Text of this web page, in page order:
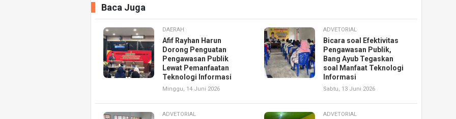
Baca Juga
DAERAH
Afif Rayhan Harun
Dorong Penguatan
Pengawasan Publik
Lewat Pemanfaatan
Teknologi Informasi
Minggu, 14 Juni 2026
ADVETORIAL
Bicara soal Efektivitas
Pengawasan Publik,
Bang Ayub Tegaskan
soal Manfaat Teknologi
Informasi
Sabtu, 13 Juni 2026
ADVETORIAL ADVETORIAL